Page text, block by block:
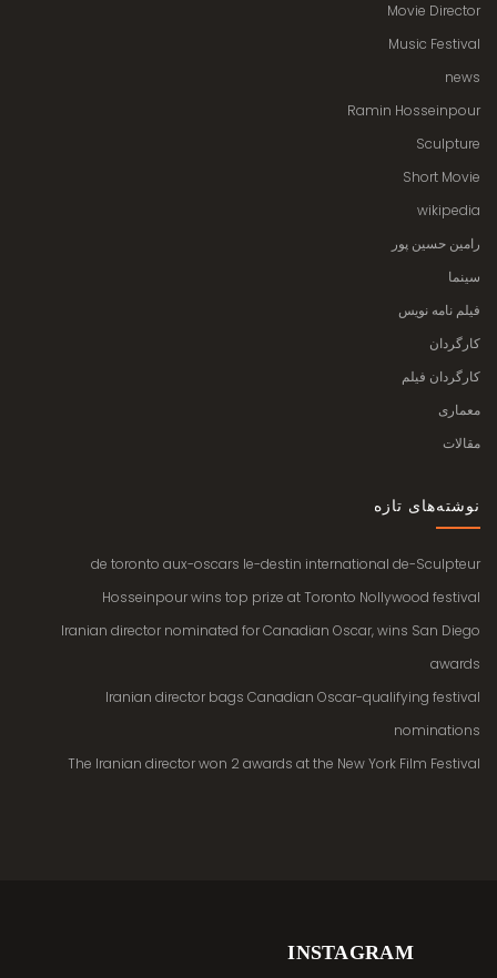
Movie Director
Music Festival
news
Ramin Hosseinpour
Sculpture
Short Movie
wikipedia
رامین حسین پور
سینما
فیلم نامه نویس
کارگردان
کارگردان فیلم
معماری
مقالات
نوشته‌های تازه
de toronto aux-oscars le-destin international de-Sculpteur
Hosseinpour wins top prize at Toronto Nollywood festival
Iranian director nominated for Canadian Oscar, wins San Diego
awards
Iranian director bags Canadian Oscar-qualifying festival
nominations
The Iranian director won 2 awards at the New York Film Festival
INSTAGRAM